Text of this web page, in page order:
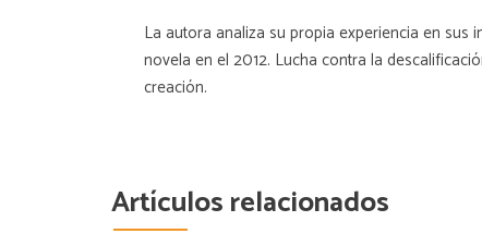
La autora analiza su propia experiencia en sus
novela en el 2012. Lucha contra la
creación.
Artículos relacionados